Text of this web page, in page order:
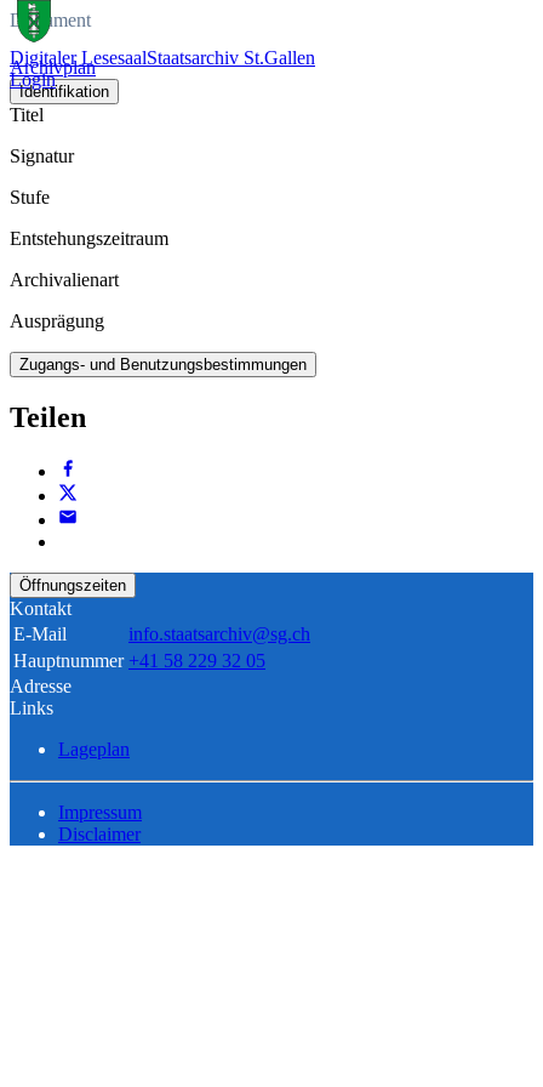
Digitaler LesesaalStaatsarchiv St.Gallen
Login
Dokument
Archivplan
Identifikation
Titel
Signatur
Stufe
Entstehungszeitraum
Archivalienart
Ausprägung
Zugangs- und Benutzungsbestimmungen
Teilen
Öffnungszeiten
Kontakt
E-Mail
info.staatsarchiv@sg.ch
Hauptnummer +41 58 229 32 05
Adresse
Links
Lageplan
Impressum
Disclaimer